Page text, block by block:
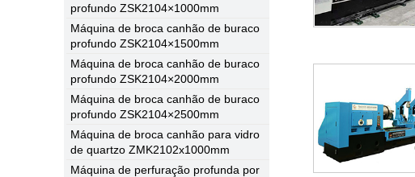
profundo ZSK2104×1000mm
Máquina de broca canhão de buraco
profundo ZSK2104×1500mm
Máquina de broca canhão de buraco
profundo ZSK2104×2000mm
Máquina de broca canhão de buraco
profundo ZSK2104×2500mm
Máquina de broca canhão para vidro
de quartzo ZMK2102x1000mm
Máquina de perfuração profunda por